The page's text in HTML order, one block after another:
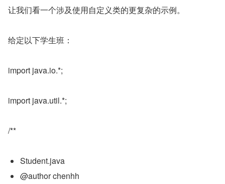
让我们看一个涉及使用自定义类的更复杂的示例。
给定以下学生班：
import java.io.*;
import java.util.*;
/**
Student.java
@author chenhh